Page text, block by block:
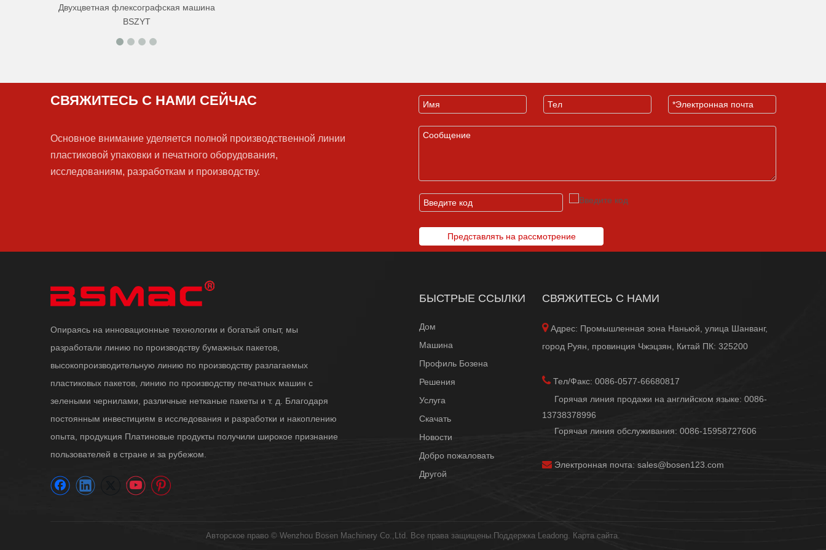
Двухцветная флексографская машина
BSZYT
СВЯЖИТЕСЬ С НАМИ СЕЙЧАС
Основное внимание уделяется полной производственной линии
пластиковой упаковки и печатного оборудования,
исследованиям, разработкам и производству.
Представлять на рассмотрение
Опираясь на инновационные технологии и богатый опыт, мы
разработали линию по производству бумажных пакетов,
высокопроизводительную линию по производству разлагаемых
пластиковых пакетов, линию по производству печатных машин с
зелеными чернилами, различные нетканые пакеты и т. д. Благодаря
постоянным инвестициям в исследования и разработки и накоплению
опыта, продукция Платиновые продукты получили широкое признание
пользователей в стране и за рубежом.
БЫСТРЫЕ ССЫЛКИ
Дом
Машина
Профиль Бозена
Решения
Услуга
Скачать
Новости
Добро пожаловать
Другой
СВЯЖИТЕСЬ С НАМИ
Адрес: Промышленная зона Наньюй, улица Шанванг,
город Руян, провинция Чжэцзян, Китай ПК: 325200
 Тел/Факс: 0086-0577-66680817
Горячая линия продажи на английском языке: 0086-
13738378996
Горячая линия обслуживания: 0086-15958727606
 Электронная почта: sales@bosen123.com
Авторское право © Wenzhou Bosen Machinery Co.,Ltd. Все права защищены.Поддержка Leadong. Карта сайта.